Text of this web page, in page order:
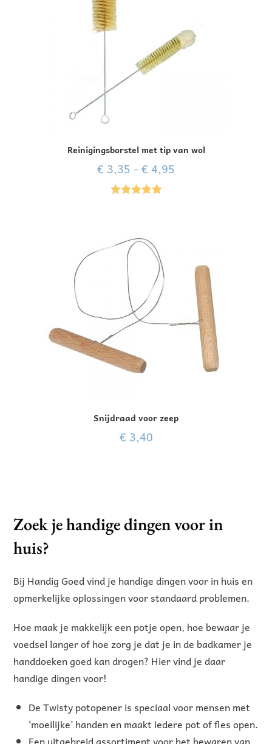
Reinigingsborstel met tip van wol
€ 3,35 - € 4,95
Snijdraad voor zeep
€ 3,40
Zoek je handige dingen voor in
huis?
Bij Handig Goed vind je handige dingen voor in huis en
opmerkelijke oplossingen voor standaard problemen.
Hoe maak je makkelijk een potje open, hoe bewaar je
voedsel langer of hoe zorg je dat je in de badkamer je
handdoeken goed kan drogen? Hier vind je daar
handige dingen voor!
De Twisty potopener is speciaal voor mensen met
‘moeilijke’ handen en maakt iedere pot of fles open.
Een uitgebreid assortiment voor het bewaren van